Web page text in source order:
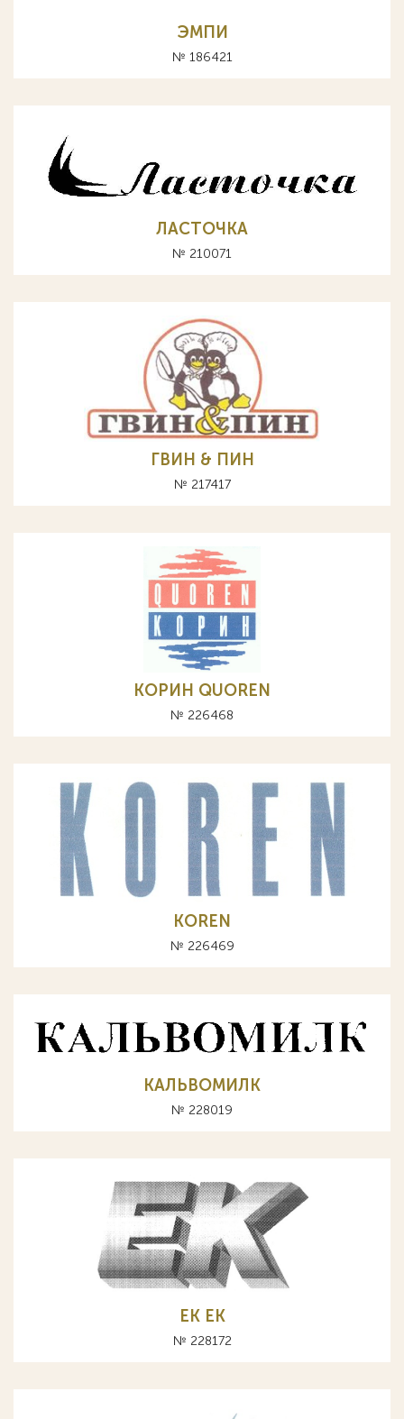
ЭМПИ
№ 186421
ЛАСТОЧКА
№ 210071
ГВИН & ПИН
№ 217417
КОРИН QUOREN
№ 226468
KOREN
№ 226469
КАЛЬВОМИЛК
№ 228019
ЕК EK
№ 228172